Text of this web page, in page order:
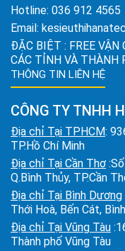
Hotline: 036 912 4565
Email:
ĐẶC BIỆT : FREE
CÁC TỈNH VÀ THÀNH
THÔNG TIN LIÊN HỆ
CÔNG TY TNHH
Địa chỉ Tại TPHCM:
TP.Hồ Chí Minh
Địa chỉ Tại Cần Thơ
Q.Bình Thủy, TP.Cần
Địa chỉ Tại Bình Dương
Thới Hoà, Bến Cát,
Địa chỉ Tại Vũng Tàu
Thành phố Vũng Tàu